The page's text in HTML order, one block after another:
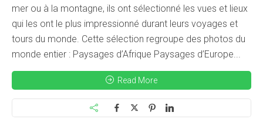
mer ou à la montagne, ils ont sélectionné les vues et lieux
qui les ont le plus impressionné durant leurs voyages et
tours du monde. Cette sélection regroupe des photos du
monde entier : Paysages d’Afrique Paysages d’Europe...
Read More